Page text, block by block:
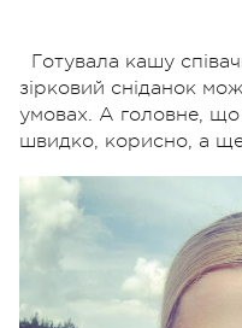
Готувала кашу
зірковий сніданок
умовах. А головне, що
швидко, корисно, а